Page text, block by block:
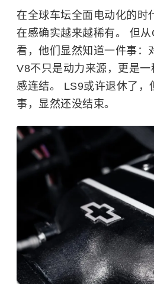
在全球车坛全面电动化的时
在感确实越来越稀有。 但
看，他们显然知道一件事：
V8不只是动力来源，更是
感连结。 LS9或许退休了，
事，显然还没结束。